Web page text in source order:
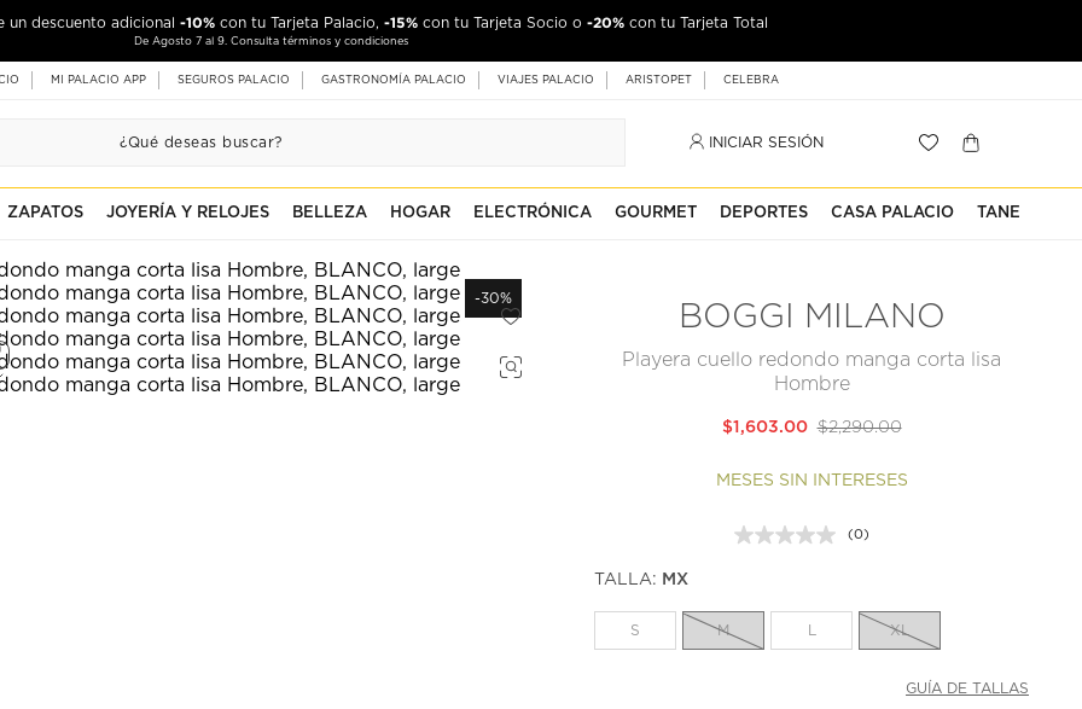
un descuento adicional -10% con tu Tarjeta Palacio, -15% con tu Tarjeta Socio o -20% con tu Tarjeta Total
De Agosto 7 al 9. Consulta términos y condiciones
MI PALACIO APP SEGUROS PALACIO GASTRONOMÍA PALACIO VIAJES PALACIO ARISTOPET CELEBRA
INICIAR SESIÓN
ZAPATOS JOYERÍA Y RELOJES BELLEZA HOGAR ELECTRÓNICA GOURMET DEPORTES CASA PALACIO TANE
-30%
BOGGI MILANO
Playera cuello redondo manga corta lisa
Hombre
$2,290.00
$1,603.00
MESES SIN INTERESES
Sin
la
misma
(0)
TALLA: MX
S M XL
GUÍA DE TALLAS